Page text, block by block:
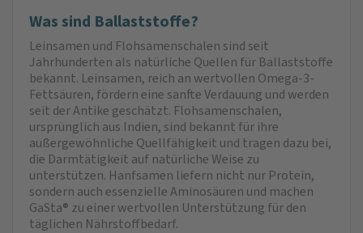
Was sind Ballaststoffe?
Leinsamen und Flohsamenschalen sind seit
Jahrhunderten als natürliche Quellen für Ballaststoffe
bekannt. Leinsamen, reich an wertvollen Omega-3-
Fettsäuren, fördern eine sanfte Verdauung und werden
seit der Antike geschätzt. Flohsamenschalen,
ursprünglich aus Indien, sind bekannt für ihre
außergewöhnliche Quellfähigkeit und tragen dazu bei,
die Darmtätigkeit auf natürliche Weise zu
unterstützen. Hanfsamen liefern nicht nur Protein,
sondern auch essenzielle Aminosäuren und machen
GaSta® zu einer wertvollen Unterstützung für den
täglichen Nährstoffbedarf.